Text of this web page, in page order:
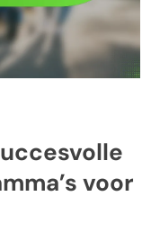
voor